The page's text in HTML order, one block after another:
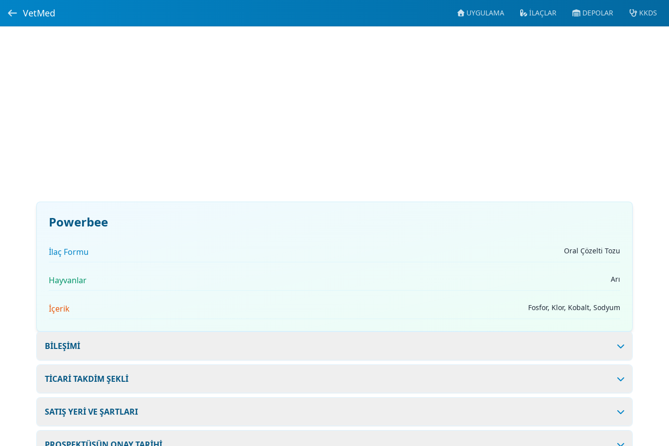
VetMed UYGULAMA İLAÇLAR DEPOLAR KKDS
Powerbee
İlaç Formu Oral Çözelti Tozu
Hayvanlar Arı
İçerik Fosfor, Klor, Kobalt, Sodyum
BİLEŞİMİ
TİCARİ TAKDİM ŞEKLİ
SATIŞ YERİ VE ŞARTLARI